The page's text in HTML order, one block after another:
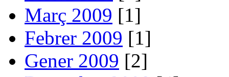
Març 2009 [1]
Febrer 2009 [1]
Gener 2009 [2]